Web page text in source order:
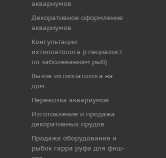
аквариумов
Декоративное оформление
аквариумов
Консультации
ихтиопатолога (специалист
по заболеваниям рыб)
Вызов ихтиопатолога на
дом
Перевозка аквариумов
Изготовление и продажа
декоративных прудов
Продажа оборудования и
рыбок гарра руфа для фиш-